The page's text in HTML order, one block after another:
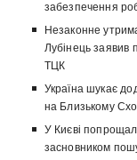
забезпечення
Незаконне
Лубінець заявив
ТЦК
Україна шукає
на Близькому
У Києві
засновником